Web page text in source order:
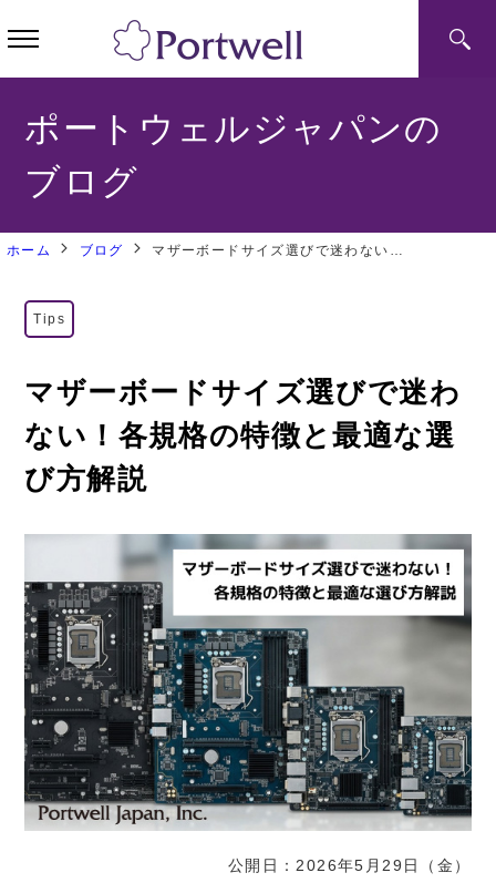
ポートウェルジャパンの
ブログ
ホーム ブログ マザーボードサイズ選びで迷わない！各規格の特徴と最適な選び方解説
Tips
マザーボードサイズ選びで迷わ
ない！各規格の特徴と最適な選
び方解説
公開日：2026年5月29日（金）